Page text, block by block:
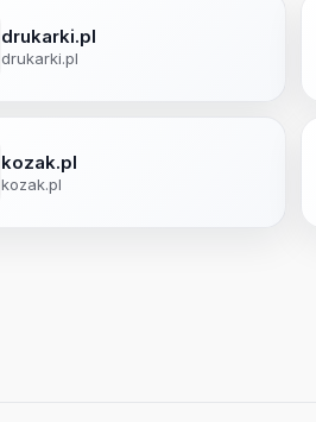
drukarki.pl
drukarki.pl
kozak.pl
kozak.pl